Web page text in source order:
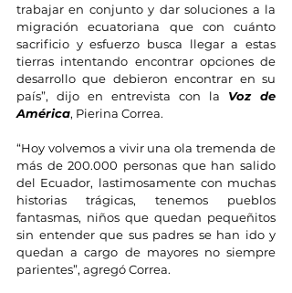
trabajar en conjunto y dar soluciones a la
migración ecuatoriana que con cuánto
sacrificio y esfuerzo busca llegar a estas
tierras intentando encontrar opciones de
desarrollo que debieron encontrar en su
país”, dijo en entrevista con la Voz de
América, Pierina Correa.
“Hoy volvemos a vivir una ola tremenda de
más de 200.000 personas que han salido
del Ecuador, lastimosamente con muchas
historias trágicas, tenemos pueblos
fantasmas, niños que quedan pequeñitos
sin entender que sus padres se han ido y
quedan a cargo de mayores no siempre
parientes”, agregó Correa.